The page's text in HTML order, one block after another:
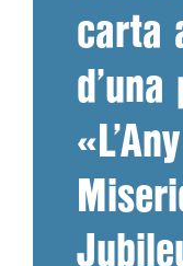
carta